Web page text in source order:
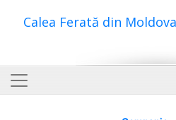
Calea Ferată din Moldova